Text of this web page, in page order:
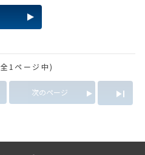
1ページ中)
次のページ